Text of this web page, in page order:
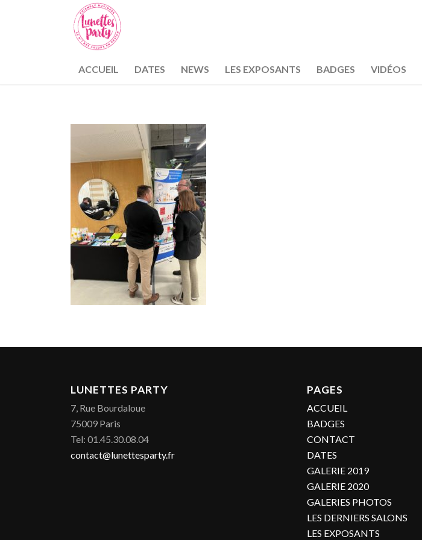
ACCUEIL DATES NEWS LES EXPOSANTS BADGES VIDÉOS
LUNETTES PARTY
7, Rue Bourdaloue
75009 Paris
Tel: 01.45.30.08.04
contact@lunettesparty.fr
PAGES
ACCUEIL
BADGES
CONTACT
DATES
GALERIE 2019
GALERIE 2020
GALERIES PHOTOS
LES DERNIERS SALONS
LES EXPOSANTS